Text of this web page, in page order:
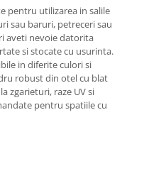
pentru utilizarea in salile
sau baruri, petreceri sau
aveti nevoie datorita
si stocate cu usurinta.
in diferite culori si
robust din otel cu blat
zgarieturi, raze UV si
pentru spatiile cu